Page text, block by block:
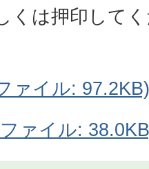
くは押印して
ァイル: 97.2KB)
ァイル: